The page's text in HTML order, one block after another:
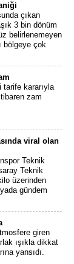
çıkan
3 bin dönüm
belirlenemeyen
bölgeye çok
tarife kararıyla
zam
viral olan
Teknik
Teknik
üzerinden
gündem
giren
ışıkla dikkat
yansıdı.